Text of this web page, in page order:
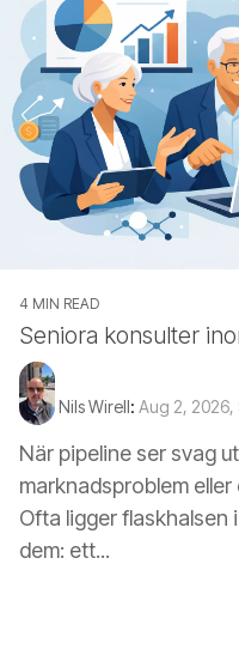
4 MIN READ
Seniora konsulter
Nils Wirell: Aug 2, 2026,
När pipeline ser svag
marknadsproblem
Ofta ligger flaskhalsen
dem: ett...